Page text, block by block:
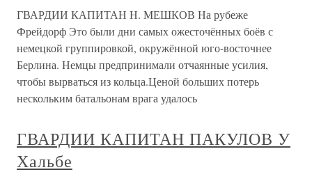
ГВАРДИИ КАПИТАН Н. МЕШКОВ На рубеже
Фрейдорф Это были дни самых ожесточённых боёв с
немецкой группировкой, окружённой юго-восточнее
Берлина. Немцы предпринимали отчаянные усилия,
чтобы вырваться из кольца.Ценой больших потерь
нескольким батальонам врага удалось
ГВАРДИИ КАПИТАН ПАКУЛОВ У
Хальбе